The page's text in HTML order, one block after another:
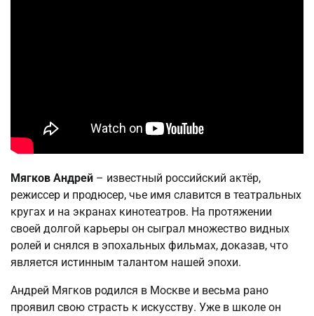
Мягков Андрей – известный российский актёр,
режиссер и продюсер, чье имя славится в театральных
кругах и на экранах кинотеатров. На протяжении
своей долгой карьеры он сыграл множество видных
ролей и снялся в эпохальных фильмах, доказав, что
является истинным талантом нашей эпохи.
Андрей Мягков родился в Москве и весьма рано
проявил свою страсть к искусству. Уже в школе он